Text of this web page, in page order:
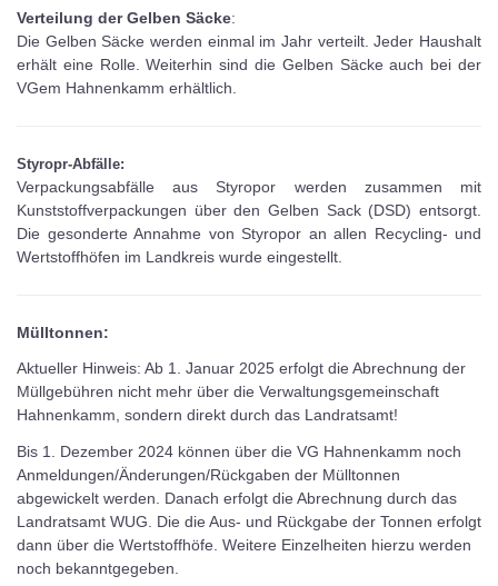
Verteilung der Gelben Säcke:
Die Gelben Säcke werden einmal im Jahr verteilt. Jeder Haushalt
erhält eine Rolle. Weiterhin sind die Gelben Säcke auch bei der
VGem Hahnenkamm erhältlich.
Styropr-Abfälle:
Verpackungsabfälle aus Styropor werden zusammen mit
Kunststoffverpackungen über den Gelben Sack (DSD) entsorgt.
Die gesonderte Annahme von Styropor an allen Recycling- und
Wertstoffhöfen im Landkreis wurde eingestellt.
Mülltonnen:
Aktueller Hinweis: Ab 1. Januar 2025 erfolgt die Abrechnung der
Müllgebühren nicht mehr über die Verwaltungsgemeinschaft
Hahnenkamm, sondern direkt durch das Landratsamt!
Bis 1. Dezember 2024 können über die VG Hahnenkamm noch
Anmeldungen/Änderungen/Rückgaben der Mülltonnen
abgewickelt werden. Danach erfolgt die Abrechnung durch das
Landratsamt WUG. Die die Aus- und Rückgabe der Tonnen erfolgt
dann über die Wertstoffhöfe. Weitere Einzelheiten hierzu werden
noch bekanntgegeben.